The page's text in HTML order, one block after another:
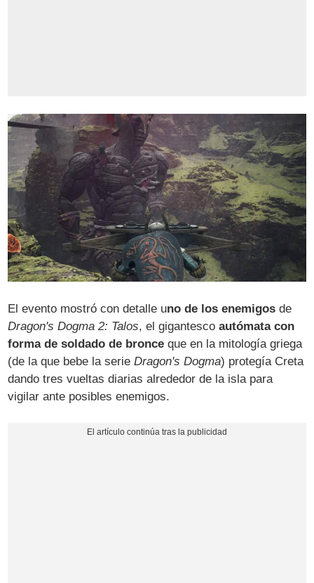
El evento mostró con detalle uno de los enemigos de
Dragon's Dogma 2: Talos, el gigantescoautómata con
forma de soldado de bronce que en la mitología griega
(de la que bebe la serieDragon's Dogma) protegía Creta
dando tres vueltas diarias alrededor de la isla para
vigilar ante posibles enemigos.